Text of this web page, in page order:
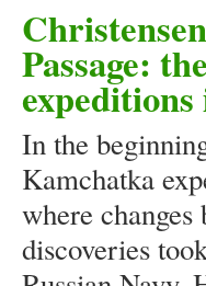
Passage:
expeditions
In the
Kamchatka
where
discoveries